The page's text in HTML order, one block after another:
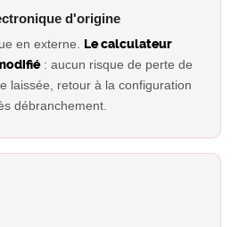
d'origine
en externe. Le calculateur
: aucun risque de perte de
laissée, retour à la configuration
débranchement.